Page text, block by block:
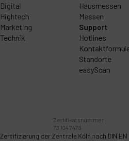
Digital
Hightech
Marketing
Technik
Hausmessen
Messen
Support
Hotlines
Standorte
easyScan
Zertifikatsnummer
73 104 7476
Zertifizierung der Zentrale Köln nach DIN